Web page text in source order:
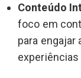
Conteúdo
foco em
para